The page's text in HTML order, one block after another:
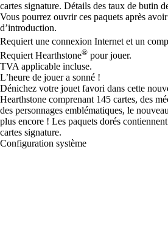
cartes signature. Détails des taux de butin
Vous pourrez ouvrir ces paquets après
d’introduction.
Requiert une connexion Internet et un
Requiert Hearthstone® pour jouer.
TVA applicable incluse.
L’heure de jouer a sonné !
Dénichez votre jouet favori dans cette
Hearthstone comprenant 145 cartes, des
des personnages emblématiques, le
plus encore ! Les paquets dorés
cartes signature.
Configuration système